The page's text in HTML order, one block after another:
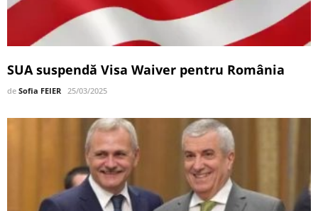
SUA suspendă Visa Waiver pentru România
de Sofia FEIER 25/03/2025